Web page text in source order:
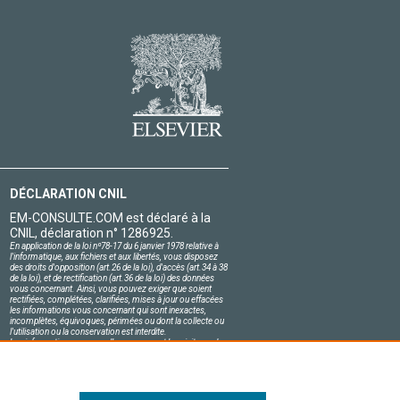
DÉCLARATION CNIL
EM-CONSULTE.COM est déclaré à la
CNIL, déclaration n° 1286925.
En application de la loi nº78-17 du 6 janvier 1978 relative à
l'informatique, aux fichiers et aux libertés, vous disposez
des droits d'opposition (art.26 de la loi), d'accès (art.34 à 38
de la loi), et de rectification (art.36 de la loi) des données
vous concernant. Ainsi, vous pouvez exiger que soient
rectifiées, complétées, clarifiées, mises à jour ou effacées
les informations vous concernant qui sont inexactes,
incomplètes, équivoques, périmées ou dont la collecte ou
l'utilisation ou la conservation est interdite.
Les informations personnelles concernant les visiteurs de